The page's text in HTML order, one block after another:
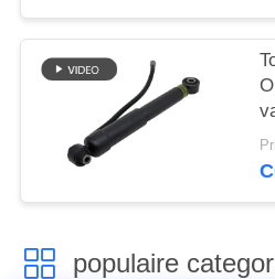
populaire